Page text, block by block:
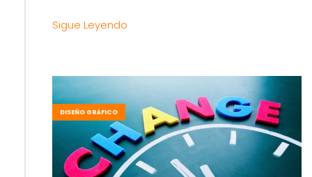
Sigue Leyendo
DISEÑO GRÁFICO